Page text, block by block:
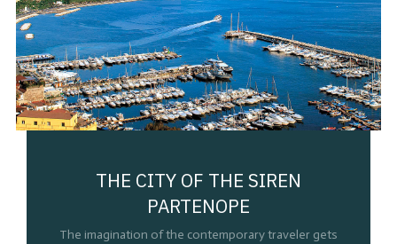
THE CITY OF THE SIREN
PARTENOPE
The imagination of the contemporary traveler gets